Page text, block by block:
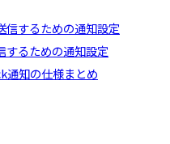
するための通知設定
するための通知設定
通知の仕様まとめ